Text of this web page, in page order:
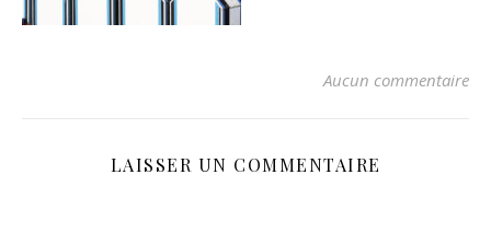
Aucun commentaire
LAISSER UN COMMENTAIRE